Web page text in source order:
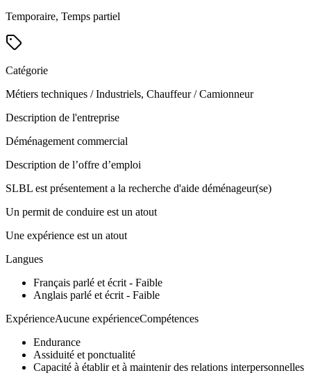
Temporaire, Temps partiel
Catégorie
Métiers techniques / Industriels, Chauffeur / Camionneur
Description de l'entreprise
Déménagement commercial
Description de l’offre d’emploi
SLBL est présentement a la recherche d'aide déménageur(se)
Un permit de conduire est un atout
Une expérience est un atout
Langues
Français parlé et écrit - Faible
Anglais parlé et écrit - Faible
ExpérienceAucune expérienceCompétences
Endurance
Assiduité et ponctualité
Capacité à établir et à maintenir des relations interpersonnelles